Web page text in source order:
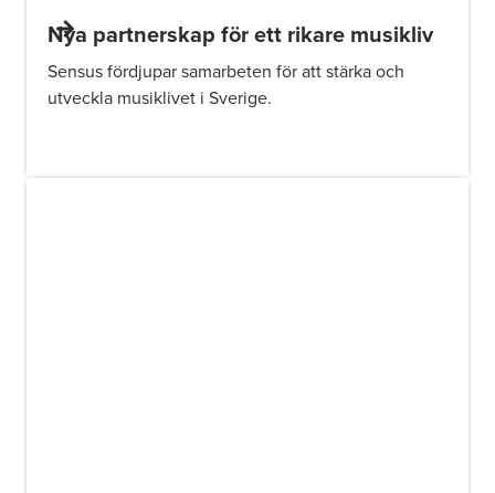
Nya partnerskap för ett rikare musikliv
Sensus fördjupar samarbeten för att stärka och
utveckla musiklivet i Sverige.